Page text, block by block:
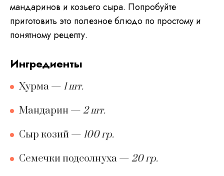
мандаринов и козьего сыра. Попробуйте
приготовить это полезное блюдо по простому и
понятному рецепту.
ингредиенты
Хурма — 1 шт.
Мандарин — 2 шт.
Сыр козий — 100 гр.
Семечки подсолнуха — 20 гр.